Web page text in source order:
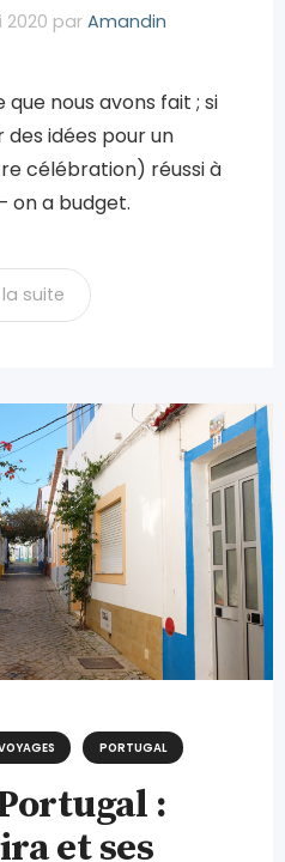
2020 par Amandin
nous avons fait ; si
idées pour un
célébration) réussi à
on a budget.
la suite
PORTUGAL
:
et ses